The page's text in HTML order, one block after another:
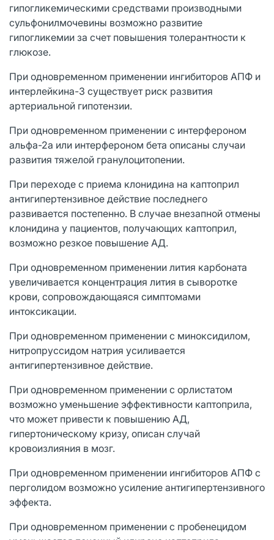
гипогликемическими средствами производными
сульфонилмочевины возможно развитие
гипогликемии за счет повышения толерантности к
глюкозе.
При одновременном применении ингибиторов АПФ и
интерлейкина-3 существует риск развития
артериальной гипотензии.
При одновременном применении с интерфероном
альфа-2а или интерфероном бета описаны случаи
развития тяжелой гранулоцитопении.
При переходе с приема клонидина на каптоприл
антигипертензивное действие последнего
развивается постепенно. В случае внезапной отмены
клонидина у пациентов, получающих каптоприл,
возможно резкое повышение АД.
При одновременном применении лития карбоната
увеличивается концентрация лития в сыворотке
крови, сопровождающаяся симптомами
интоксикации.
При одновременном применении с миноксидилом,
нитропруссидом натрия усиливается
антигипертензивное действие.
При одновременном применении с орлистатом
возможно уменьшение эффективности каптоприла,
что может привести к повышению АД,
гипертоническому кризу, описан случай
кровоизлияния в мозг.
При одновременном применении ингибиторов АПФ с
перголидом возможно усиление антигипертензивного
эффекта.
При одновременном применении с пробенецидом